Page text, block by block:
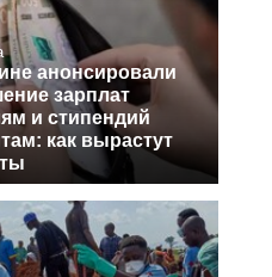
анонсировали
зарплат
и стипендий
как вырастут